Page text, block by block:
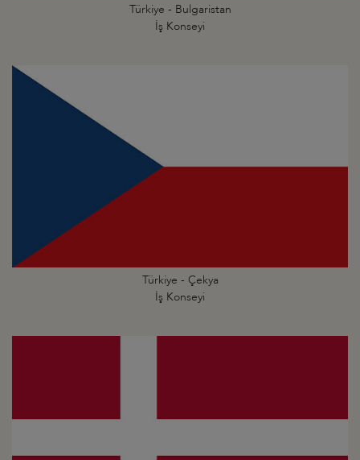
Türkiye - Bulgaristan
İş Konseyi
Türkiye - Çekya
İş Konseyi